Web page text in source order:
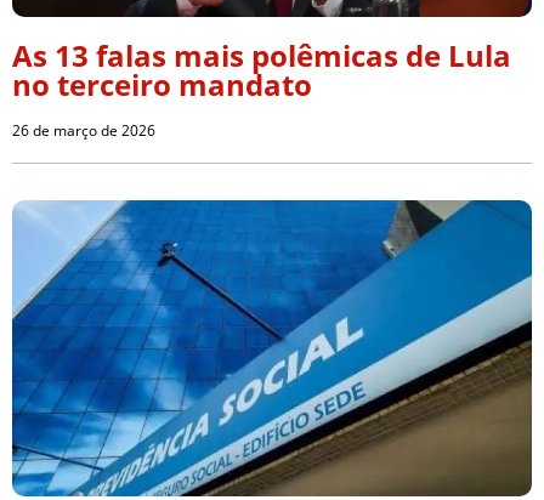
As 13 falas mais polêmicas de Lula
no terceiro mandato
26 de março de 2026